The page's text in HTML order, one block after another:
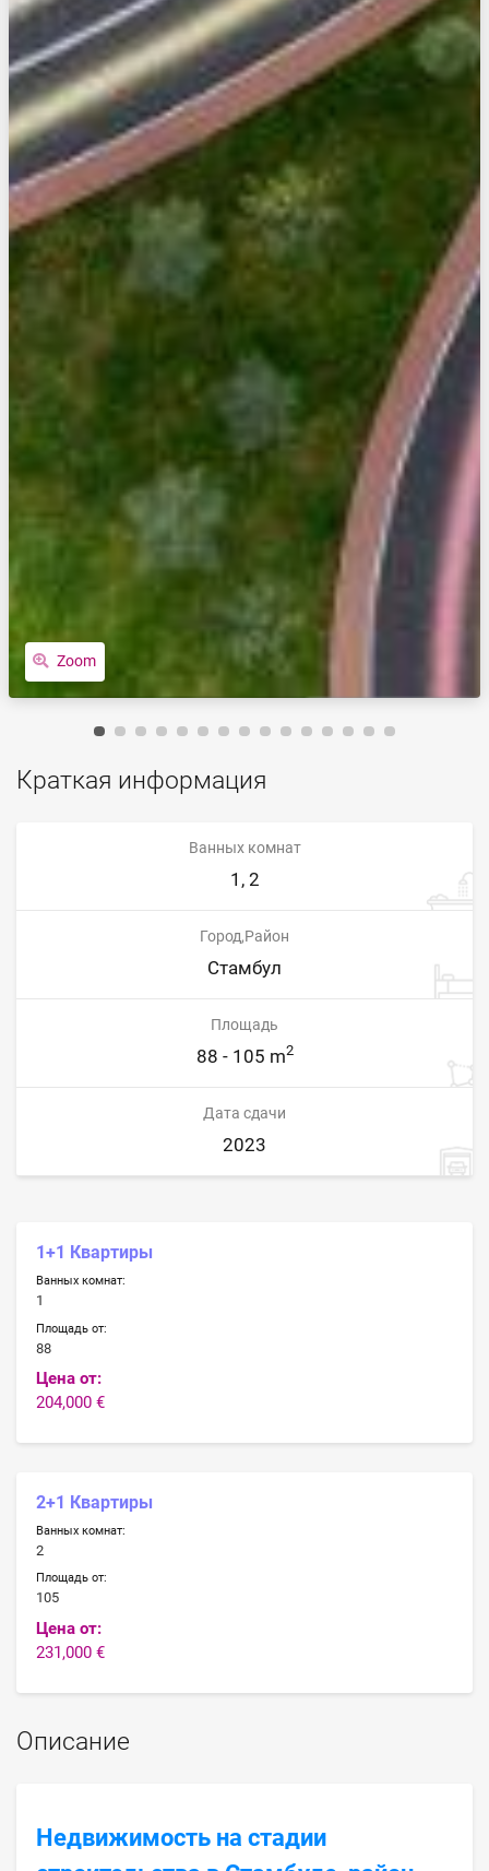
Zoom
Краткая информация
Ванных комнат
1, 2
Город,Район
Стамбул
Площадь
88 - 105 m2
Дата сдачи
2023
1+1 Квартиры
Ванных комнат:
1
Площадь от:
88
Цена от:
204,000 €
2+1 Квартиры
Ванных комнат:
2
Площадь от:
105
Цена от:
231,000 €
Описание
Недвижимость на стадии